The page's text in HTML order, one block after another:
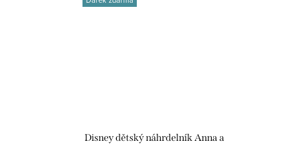
Disney dětský náhrdelník Anna a